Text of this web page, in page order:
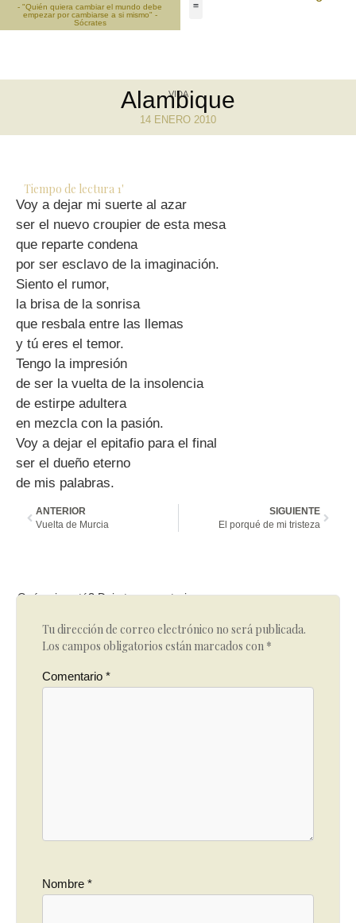
- "Quién quiera cambiar el mundo debe
empezar por cambiarse a si mismo" -
Sócrates
VIDA
Alambique
14 ENERO 2010
Tiempo de lectura 1'
Voy a dejar mi suerte al azar
ser el nuevo croupier de esta mesa
que reparte condena
por ser esclavo de la imaginación.
Siento el rumor,
la brisa de la sonrisa
que resbala entre las llemas
y tú eres el temor.
Tengo la impresión
de ser la vuelta de la insolencia
de estirpe adultera
en mezcla con la pasión.
Voy a dejar el epitafio para el final
ser el dueño eterno
de mis palabras.
ANTERIOR
Vuelta de Murcia
SIGUIENTE
El porqué de mi tristeza
Qué opinas tú? Deja tu comentario
Tu dirección de correo electrónico no será publicada.
Los campos obligatorios están marcados con *
Comentario *
Nombre *